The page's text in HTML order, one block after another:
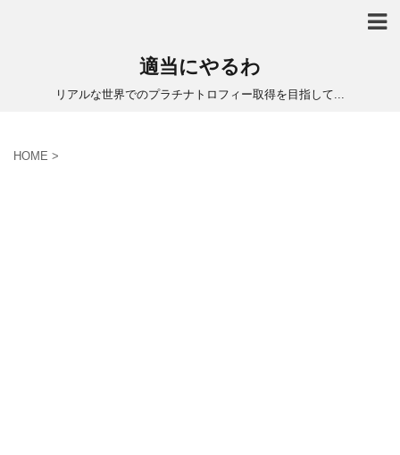
適当にやるわ
リアルな世界でのプラチナトロフィー取得を目指して...
HOME >